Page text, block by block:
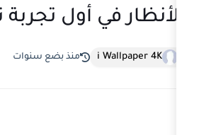
أول تجربة تلفزية لها
منذ بضع سنوات